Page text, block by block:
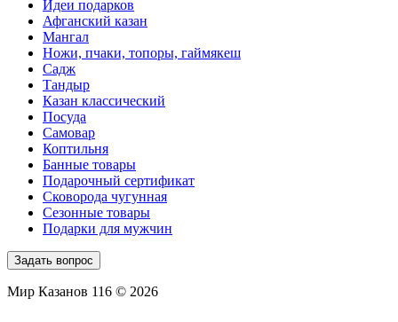
Идеи подарков
Афганский казан
Мангал
Ножи, пчаки, топоры, гаймякеш
Садж
Тандыр
Казан классический
Посуда
Самовар
Коптильня
Банные товары
Подарочный сертификат
Сковорода чугунная
Сезонные товары
Подарки для мужчин
Задать вопрос
Мир Казанов 116 © 2026